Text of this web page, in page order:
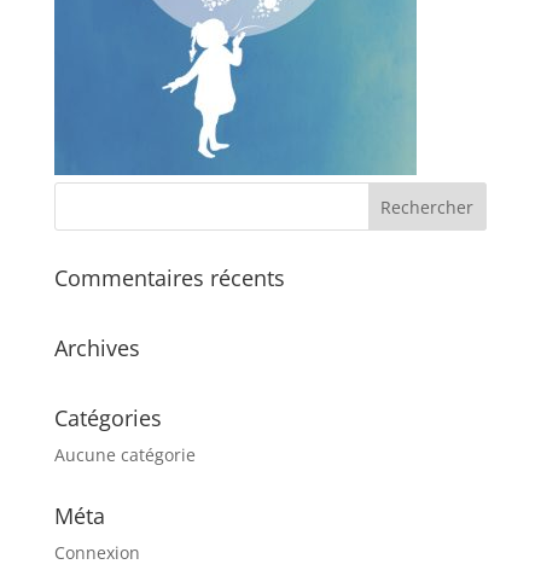
Commentaires récents
Archives
Catégories
Aucune catégorie
Méta
Connexion